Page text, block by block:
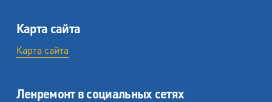
Карта сайта
Карта сайта
Ленремонт в социальных сетях